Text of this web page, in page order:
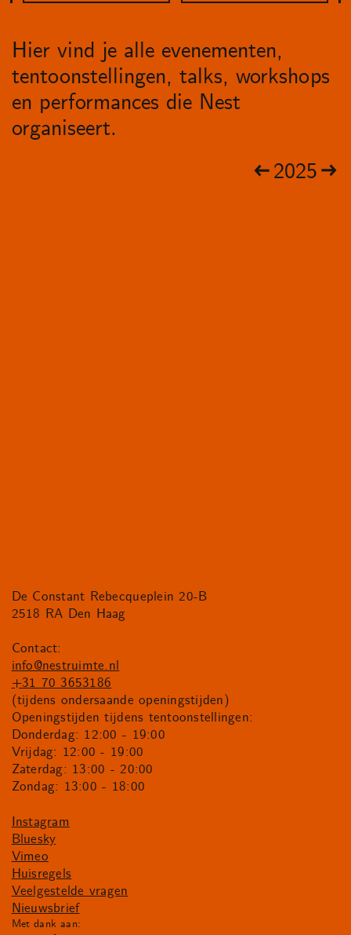
Hier vind je alle evenementen,
tentoonstellingen, talks, workshops
en performances die Nest
organiseert.
2025
De Constant Rebecqueplein 20-B
2518 RA Den Haag
Contact:
info@nestruimte.nl
+31 70 3653186
(tijdens ondersaande openingstijden)
Openingstijden tijdens tentoonstellingen:
Donderdag: 12:00 - 19:00
Vrijdag: 12:00 - 19:00
Zaterdag: 13:00 - 20:00
Zondag: 13:00 - 18:00
Instagram
Bluesky
Vimeo
Huisregels
Veelgestelde vragen
Nieuwsbrief
Met dank aan: